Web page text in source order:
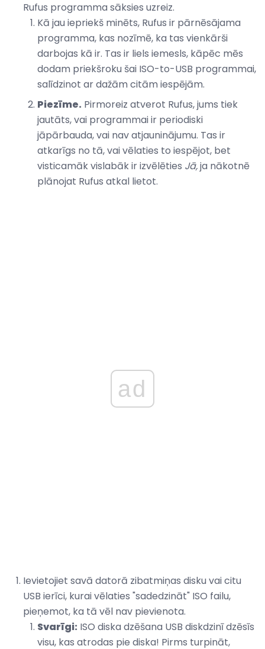
Rufus programma sāksies uzreiz.
Kā jau iepriekš minēts, Rufus ir pārnēsājama
programma, kas nozīmē, ka tas vienkārši
darbojas kā ir. Tas ir liels iemesls, kāpēc mēs
dodam priekšroku šai ISO-to-USB programmai,
salīdzinot ar dažām citām iespējām.
Piezīme. Pirmoreiz atverot Rufus, jums tiek
jautāts, vai programmai ir periodiski
jāpārbauda, ​​vai nav atjauninājumu. Tas ir
atkarīgs no tā, vai vēlaties to iespējot, bet
visticamāk vislabāk ir izvēlēties Jā,ja nākotnē
plānojat Rufus atkal lietot.
ad
Ievietojiet savā datorā zibatmiņas disku vai citu
USB ierīci, kurai vēlaties "sadedzināt" ISO failu,
pieņemot, ka tā vēl nav pievienota.
Svarīgi: ISO diska dzēšana USB diskdzinī dzēsīs
visu, kas atrodas pie diska! Pirms turpināt,